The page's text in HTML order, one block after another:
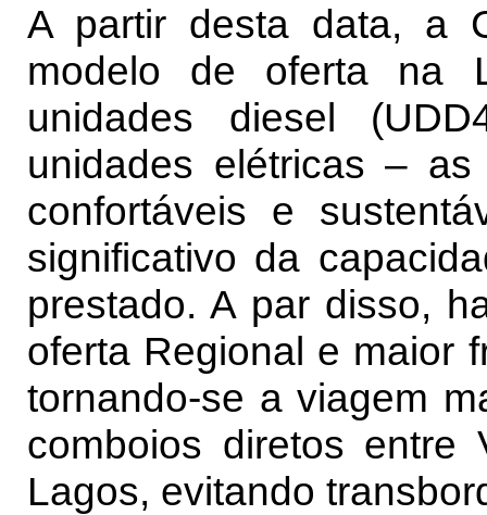
A partir desta data, a
modelo de oferta na
unidades diesel
unidades elétricas –
confortáveis e
significativo da
prestado. A par disso,
oferta Regional e maior
tornando-se a viagem
comboios diretos
Lagos, evitando